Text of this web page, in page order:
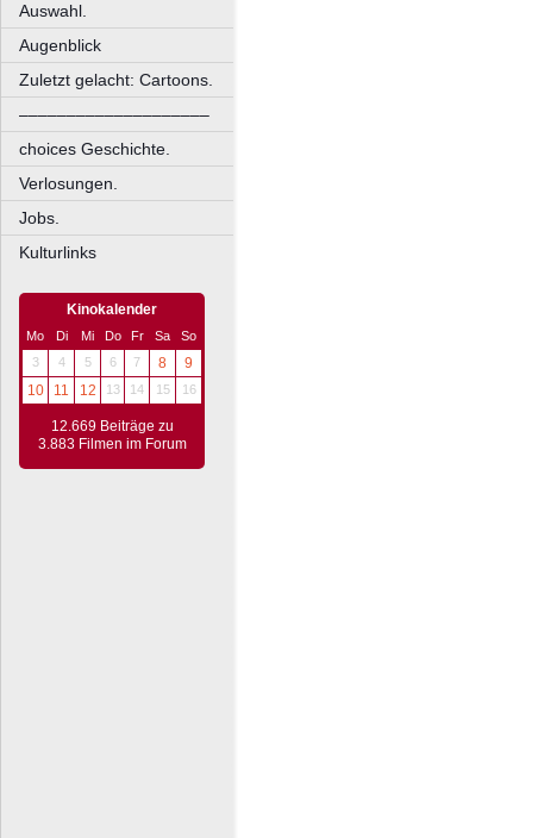
Auswahl.
Augenblick
Zuletzt gelacht: Cartoons.
––––––––––––––––––––
choices Geschichte.
Verlosungen.
Jobs.
Kulturlinks
Kinokalender
Mo Di Mi Do Fr Sa
So
3
4 5 6 7 8
9
10
11 12 13 14 15 16
12.669 Beiträge zu
3.883 Filmen im Forum